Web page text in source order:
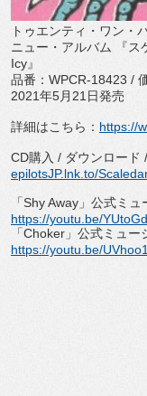
トゥエンティ・ワン・
ニュー・アルバム 『ス
Icy』
品番： WPCR-18423 /
2021年5月 21 日発売
詳細はこちら： https://
CD購入 / ダウンロード /
epilotsJP.lnk. to/
「Shy Away 」公式ミ
https://youtu.be/
「Choker 」公式ミュー
https://youtu.be/